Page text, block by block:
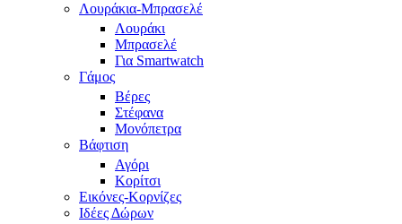
Λουράκια-Μπρασελέ
Λουράκι
Μπρασελέ
Για Smartwatch
Γάμος
Βέρες
Στέφανα
Μονόπετρα
Βάφτιση
Αγόρι
Κορίτσι
Εικόνες-Κορνίζες
Ιδέες Δώρων